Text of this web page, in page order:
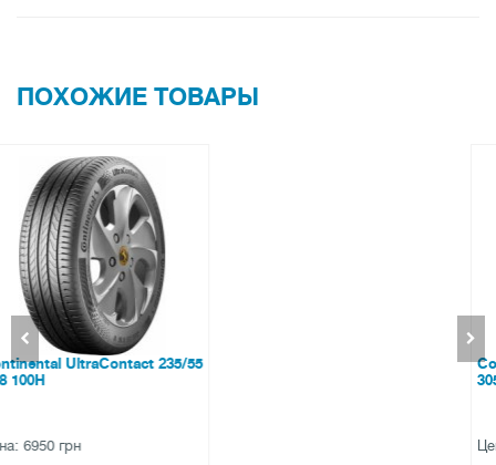
ПОХОЖИЕ ТОВАРЫ
Continental SportContact 6